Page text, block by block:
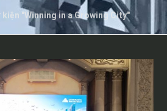
kiện "Winning in a Growing City"